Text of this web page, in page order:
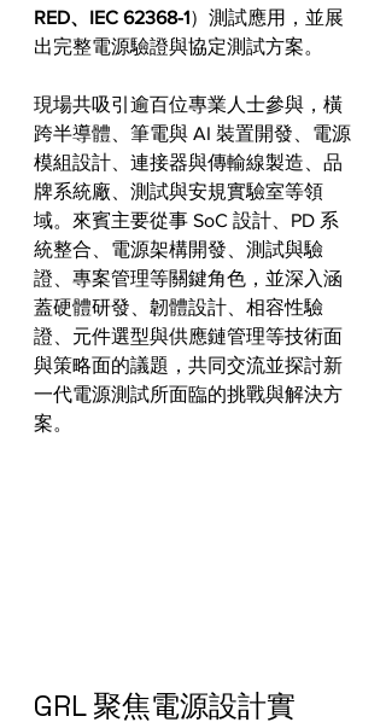
RED、IEC 62368-1）測試應用，並展
出完整電源驗證與協定測試方案。
現場共吸引逾百位專業人士參與，橫
跨半導體、筆電與 AI 裝置開發、電源
模組設計、連接器與傳輸線製造、品
牌系統廠、測試與安規實驗室等領
域。來賓主要從事 SoC 設計、PD 系
統整合、電源架構開發、測試與驗
證、專案管理等關鍵角色，並深入涵
蓋硬體研發、韌體設計、相容性驗
證、元件選型與供應鏈管理等技術面
與策略面的議題，共同交流並探討新
一代電源測試所面臨的挑戰與解決方
案。
GRL 聚焦電源設計實